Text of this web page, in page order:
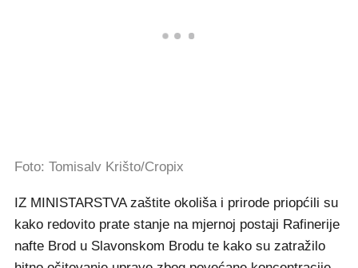
Foto: Tomisalv Krišto/Cropix
IZ MINISTARSTVA zaštite okoliša i prirode priopćili su
kako redovito prate stanje na mjernoj postaji Rafinerije
nafte Brod u Slavonskom Brodu te kako su zatražilo